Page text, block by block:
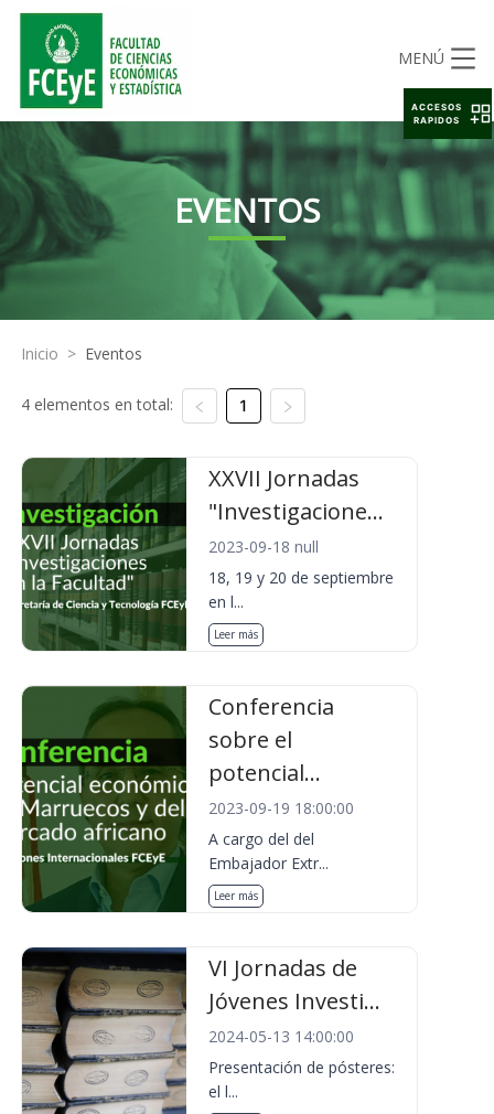
MENÚ
EVENTOS
Inicio > Eventos
4 elementos en total: 1
XXVII Jornadas
"Investigacione...
2023-09-18 null
18, 19 y 20 de septiembre
en l...
Leer más
Conferencia
sobre el
potencial...
2023-09-19 18:00:00
A cargo del del
Embajador Extr...
Leer más
VI Jornadas de
Jóvenes Investi...
2024-05-13 14:00:00
Presentación de pósteres:
el l...
ACCESOS
RAPIDOS